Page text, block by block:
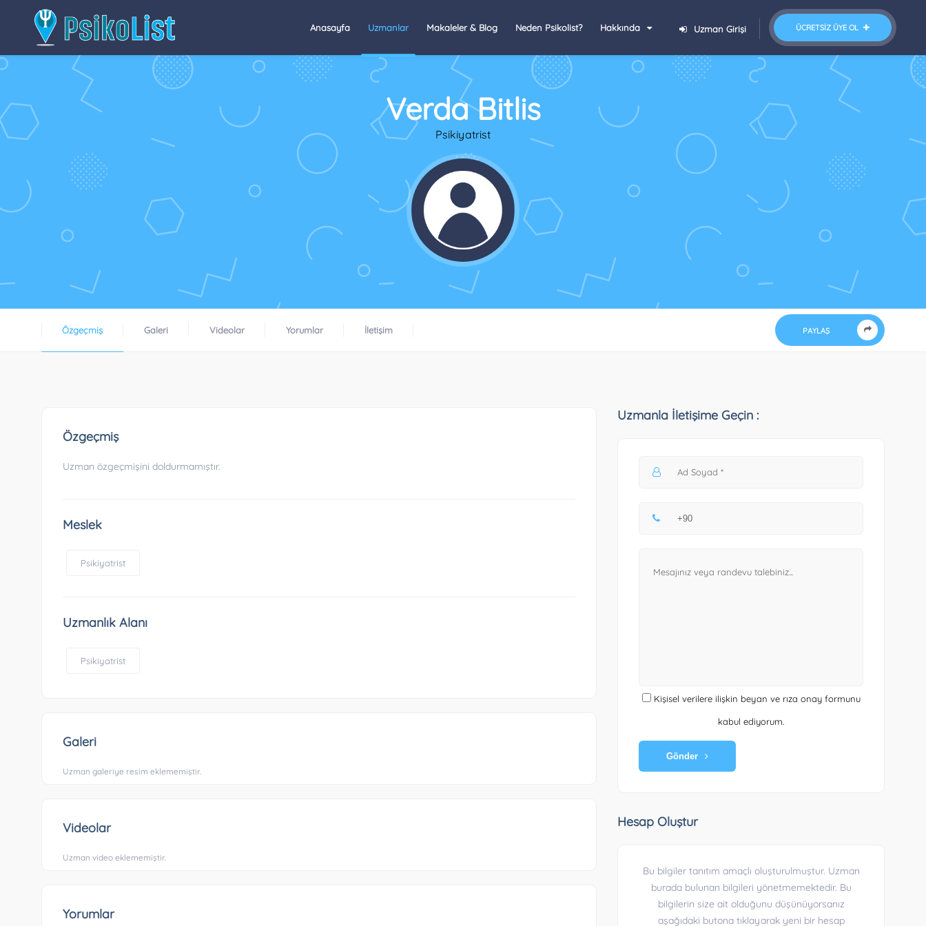
ÜCRETSIZ ÜYE OL
Uzman Girişi
Anasayfa Uzmanlar Makaleler & Blog Neden Psikolist? Hakkında
Verda Bitlis
Psikiyatrist
Özgeçmiş Galeri Videolar Yorumlar İletişim PAYLAŞ
Özgeçmiş
Uzman özgeçmişini doldurmamıştır.
Meslek
Psikiyatrist
Uzmanlık Alanı
Psikiyatrist
Galeri
Uzman galeriye resim eklememiştir.
Videolar
Uzman video eklememiştir.
Yorumlar
Uzmanla İletişime Geçin :
Kişisel verilere ilişkin beyan ve rıza onay formunu
kabul ediyorum.
Gönder
Hesap Oluştur
Bu bilgiler tanıtım amaçlı oluşturulmuştur. Uzman
burada bulunan bilgileri yönetmemektedir. Bu
bilgilerin size ait olduğunu düşünüyorsanız
aşağıdaki butona tıklayarak yeni bir hesap